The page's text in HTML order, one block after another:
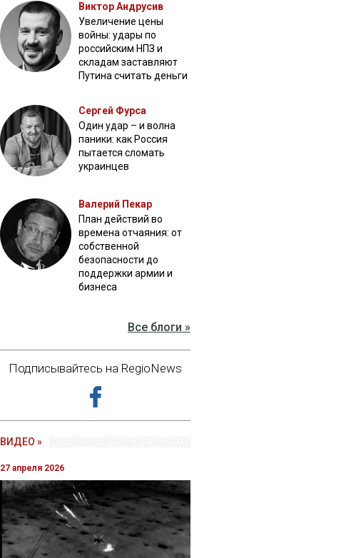
Виктор Андрусив
Увеличение цены
войны: удары по
российским НПЗ и
складам заставляют
Путина считать деньги
Сергей Фурса
Один удар – и волна
паники: как Россия
пытается сломать
украинцев
Валерий Пекар
План действий во
времена отчаяния: от
собственной
безопасности до
поддержки армии и
бизнеса
Все блоги »
Подписывайтесь на RegioNews
ВИДЕО »
27 апреля 2026